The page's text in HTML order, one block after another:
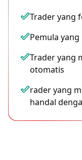
Trader yang
Pemula
Trader yang
otomatis
rader yang
handal